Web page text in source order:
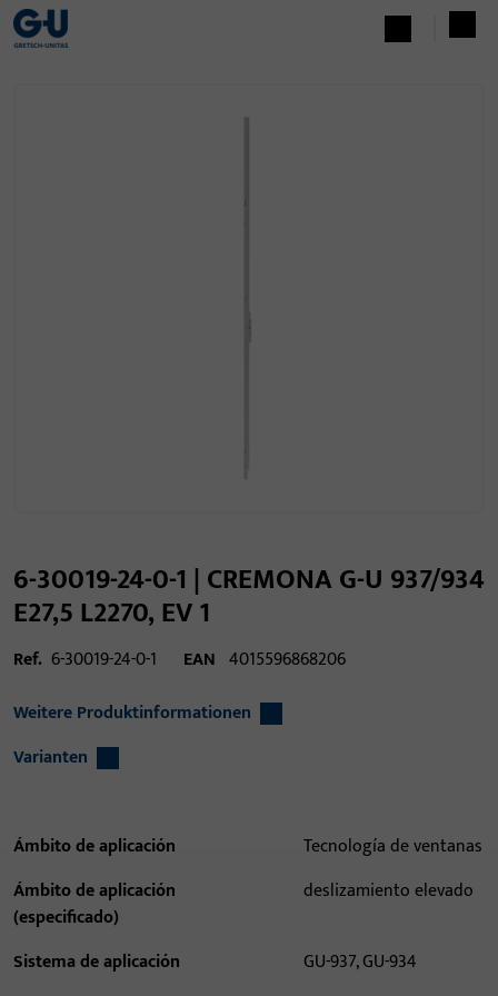
6-30019-24-0-1 | CREMONA G-U 937/934
E27,5 L2270, EV 1
Ref. 6-30019-24-0-1 EAN 4015596868206
Weitere Produktinformationen
Varianten
Ámbito de aplicación
Tecnología de ventanas
Ámbito de aplicación
(especificado)
deslizamiento elevado
Sistema de aplicación
GU-937, GU-934